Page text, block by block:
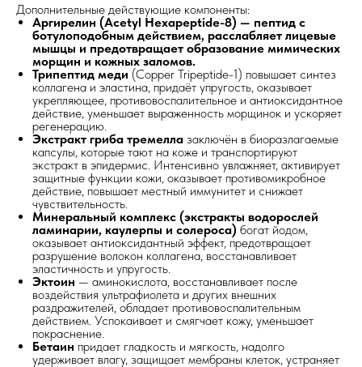
Дополнительные действующие компоненты:
Аргирелин (Acetyl Hexapeptide-8) — пептид с
ботулоподобным действием, расслабляет лицевые
мышцы и предотвращает образование мимических
морщин и кожных заломов.
Трипептид меди (Copper Tripeptide-1) повышает синтез
коллагена и эластина, придаёт упругость, оказывает
укрепляющее, противовоспалительное и антиоксидантное
действие, уменьшает выраженность морщинок и ускоряет
регенерацию.
Экстракт гриба тремелла заключён в биоразлагаемые
капсулы, которые тают на коже и транспортируют
экстракт в эпидермис. Интенсивно увлажняет, активирует
защитные функции кожи, оказывает противомикробное
действие, повышает местный иммунитет и снижает
чувствительность.
Минеральный комплекс (экстракты водорослей
ламинарии, каулерпы и солероса) богат йодом,
оказывает антиоксидантный эффект, предотвращает
разрушение волокон коллагена, восстанавливает
эластичность и упругость.
Эктоин — аминокислота, восстанавливает после
воздействия ультрафиолета и других внешних
раздражителей, обладает противовоспалительным
действием. Успокаивает и смягчает кожу, уменьшает
покраснение.
Бетаин придает гладкость и мягкость, надолго
удерживает влагу, защищает мембраны клеток, устраняет